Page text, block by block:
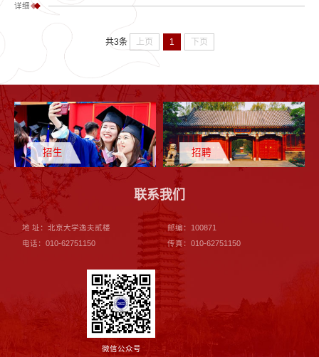
详细
共3条 上页 1 下页
招生 招聘
联系我们
地 址：北京大学逸夫贰楼
邮编：100871
电话：010-62751150
传真：010-62751150
微信公众号